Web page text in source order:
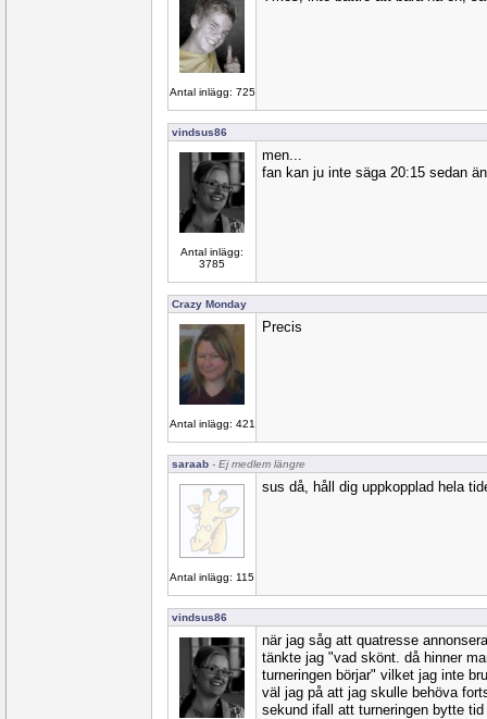
Antal inlägg: 725
vindsus86
Antal inlägg:
3785
men...
fan kan ju inte säga 20:15 sedan
Crazy Monday
Antal inlägg: 421
Precis
saraab - Ej medlem längre
Antal inlägg: 115
sus då, håll dig uppkopplad hela
vindsus86
när jag såg att quatresse
tänkte jag "vad skönt. då hinner
turneringen börjar" vilket jag inte
väl jag på att jag skulle behöva
sekund ifall att turneringen bytte